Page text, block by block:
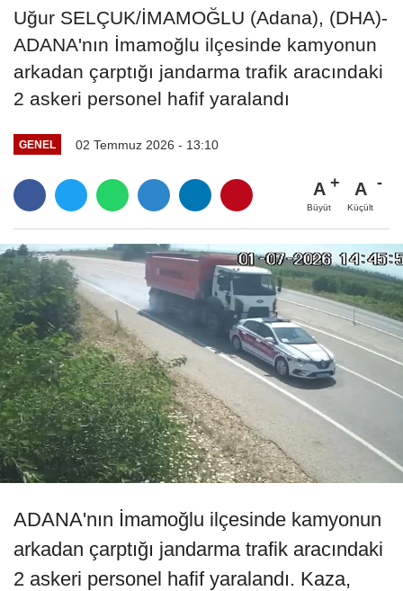
Uğur SELÇUK/İMAMOĞLU (Adana), (DHA)-
ADANA'nın İmamoğlu ilçesinde kamyonun
arkadan çarptığı jandarma trafik aracındaki
2 askeri personel hafif yaralandı
GENEL 02 Temmuz 2026 - 13:10
A
Büyüt
A
Küçült
ADANA'nın İmamoğlu ilçesinde kamyonun
arkadan çarptığı jandarma trafik aracındaki
2 askeri personel hafif yaralandı. Kaza,